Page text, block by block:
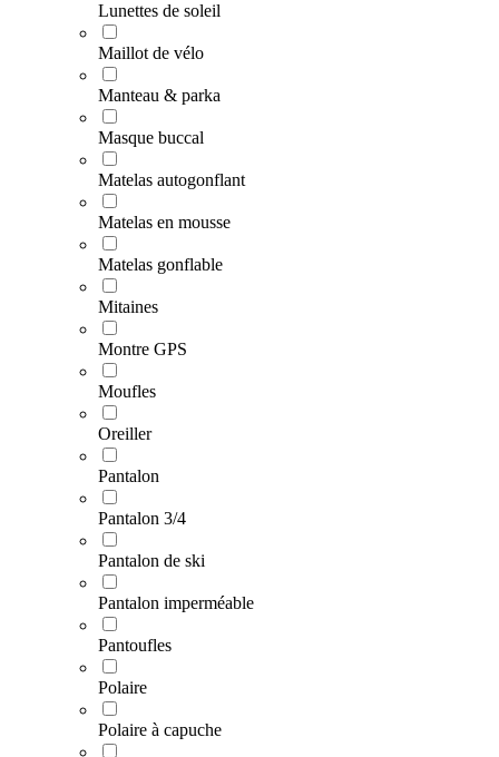
Lunettes de soleil
Maillot de vélo
Manteau & parka
Masque buccal
Matelas autogonflant
Matelas en mousse
Matelas gonflable
Mitaines
Montre GPS
Moufles
Oreiller
Pantalon
Pantalon 3/4
Pantalon de ski
Pantalon imperméable
Pantoufles
Polaire
Polaire à capuche